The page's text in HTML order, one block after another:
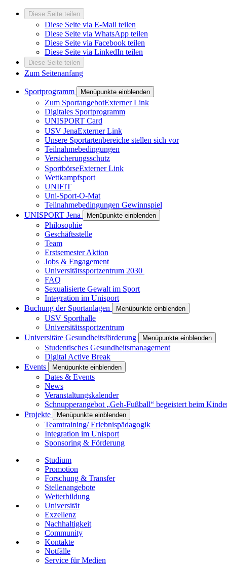
Diese Seite teilen
Diese Seite via E-Mail teilen
Diese Seite via WhatsApp teilen
Diese Seite via Facebook teilen
Diese Seite via LinkedIn teilen
Diese Seite teilen
Zum Seitenanfang
Sportprogramm Menüpunkte einblenden
Zum SportangebotExterner Link
Digitales Sportprogramm
UNISPORT Card
USV JenaExterner Link
Unsere Sportartenbereiche stellen sich vor
Teilnahmebedingungen
Versicherungsschutz
SportbörseExterner Link
Wettkampfsport
UNIFIT
Uni-Sport-O-Mat
Teilnahmebedingungen Gewinnspiel
UNISPORT Jena
Menüpunkte einblenden
Philosophie
Geschäftsstelle
Team
Erstsemester Aktion
Jobs & Engagement
Universitätssportzentrum 2030
FAQ
Sexualisierte Gewalt im Sport
Integration im Unisport
Buchung der Sportanlagen
Menüpunkte einblenden
USV Sporthalle
Universitätssportzentrum
Universitäre Gesundheitsförderung
Menüpunkte einblenden
Studentisches Gesundheitsmanagement
Digital Active Break
Events
Menüpunkte einblenden
Dates & Events
News
Veranstaltungskalender
Schnupperangebot „Geh-Fußball“ begeistert beim
Projekte
Menüpunkte einblenden
Teamtraining/ Erlebnispädagogik
Integration im Unisport
Sponsoring & Förderung
Studium
Promotion
Forschung & Transfer
Stellenangebote
Weiterbildung
Universität
Exzellenz
Nachhaltigkeit
Community
Kontakte
Notfälle
Service für Medien